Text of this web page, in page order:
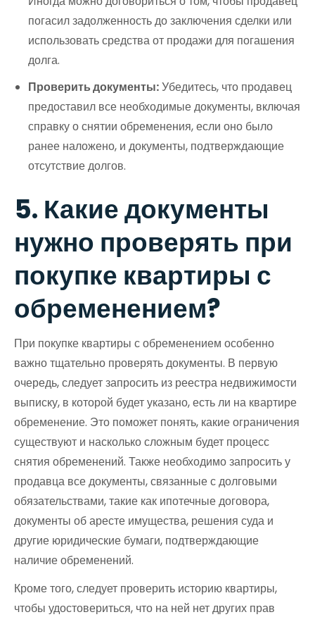
погасил задолженность до заключения сделки или
использовать средства от продажи для погашения
долга.
Проверить документы:Убедитесь, что продавец
предоставил все необходимые документы, включая
справку о снятии обременения, если оно было
ранее наложено, и документы, подтверждающие
отсутствие долгов.
5. Какие документы
нужно проверять при
покупке квартиры с
обременением?
При покупке квартиры с обременением особенно
важно тщательно проверять документы. В первую
очередь, следует запросить из реестра недвижимости
выписку, в которой будет указано, есть ли на квартире
обременение. Это поможет понять, какие ограничения
существуют и насколько сложным будет процесс
снятия обременений. Также необходимо запросить у
продавца все документы, связанные с долговыми
обязательствами, такие как ипотечные договора,
документы об аресте имущества, решения суда и
другие юридические бумаги, подтверждающие
наличие обременений.
Кроме того, следует проверить историю квартиры,
чтобы удостовериться, что на ней нет других прав